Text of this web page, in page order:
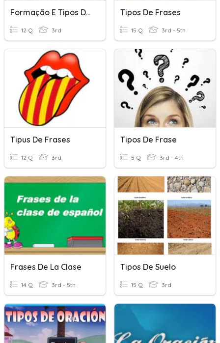
Formação E Tipos De Frases Em Libras
12 Q 3rd
Tipos De Frases
15 Q 3rd - 5th
Tipus De Frases
12 Q 3rd
Tipos De Frase
5 Q 3rd - 4th
Frases De La Clase
14 Q 3rd - 5th
Tipos De Suelo
15 Q 3rd